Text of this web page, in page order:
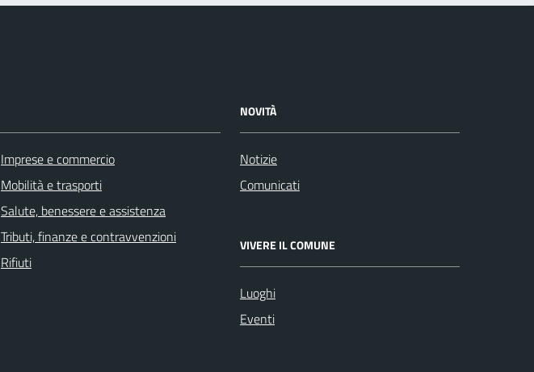
Imprese e commercio
Mobilità e trasporti
Salute, benessere e assistenza
Tributi, finanze e contravvenzioni
Rifiuti
NOVITÀ
Notizie
Comunicati
VIVERE IL COMUNE
Luoghi
Eventi